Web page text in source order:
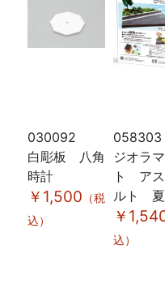
030092
白彫板 八角
時計
￥1,500 （税
込）
058303
ジオラ
ト ア
ルト 夏
￥
込）